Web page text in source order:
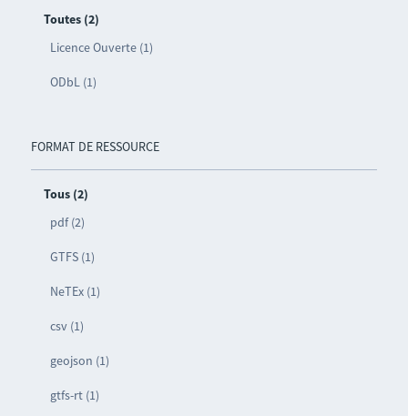
Toutes (2)
Licence Ouverte (1)
ODbL (1)
FORMAT DE RESSOURCE
Tous (2)
pdf (2)
GTFS (1)
NeTEx (1)
csv (1)
geojson (1)
gtfs-rt (1)